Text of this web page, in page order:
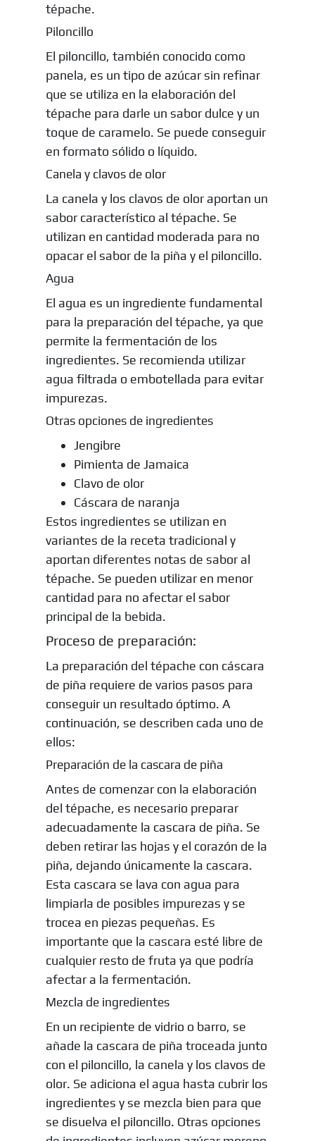
tépache.
Piloncillo
El piloncillo, también conocido como
panela, es un tipo de azúcar sin refinar
que se utiliza en la elaboración del
tépache para darle un sabor dulce y un
toque de caramelo. Se puede conseguir
en formato sólido o líquido.
Canela y clavos de olor
La canela y los clavos de olor aportan un
sabor característico al tépache. Se
utilizan en cantidad moderada para no
opacar el sabor de la piña y el piloncillo.
Agua
El agua es un ingrediente fundamental
para la preparación del tépache, ya que
permite la fermentación de los
ingredientes. Se recomienda utilizar
agua filtrada o embotellada para evitar
impurezas.
Otras opciones de ingredientes
Jengibre
Pimienta de Jamaica
Clavo de olor
Cáscara de naranja
Estos ingredientes se utilizan en
variantes de la receta tradicional y
aportan diferentes notas de sabor al
tépache. Se pueden utilizar en menor
cantidad para no afectar el sabor
principal de la bebida.
Proceso de preparación:
La preparación del tépache con cáscara
de piña requiere de varios pasos para
conseguir un resultado óptimo. A
continuación, se describen cada uno de
ellos:
Preparación de la cascara de piña
Antes de comenzar con la elaboración
del tépache, es necesario preparar
adecuadamente la cascara de piña. Se
deben retirar las hojas y el corazón de la
piña, dejando únicamente la cascara.
Esta cascara se lava con agua para
limpiarla de posibles impurezas y se
trocea en piezas pequeñas. Es
importante que la cascara esté libre de
cualquier resto de fruta ya que podría
afectar a la fermentación.
Mezcla de ingredientes
En un recipiente de vidrio o barro, se
añade la cascara de piña troceada junto
con el piloncillo, la canela y los clavos de
olor. Se adiciona el agua hasta cubrir los
ingredientes y se mezcla bien para que
se disuelva el piloncillo. Otras opciones